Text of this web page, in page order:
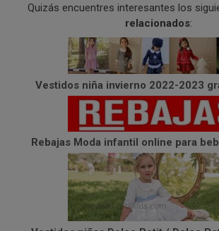
Quizás encuentres interesantes los
relacionados:
Vestidos niña invierno 2022-2023
Rebajas Moda infantil online para